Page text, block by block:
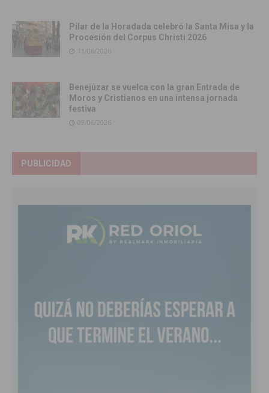
Pilar de la Horadada celebró la Santa Misa y la
Procesión del Corpus Christi 2026
11/06/2026
Benejúzar se vuelca con la gran Entrada de
Moros y Cristianos en una intensa jornada
festiva
09/06/2026
PUBLICIDAD